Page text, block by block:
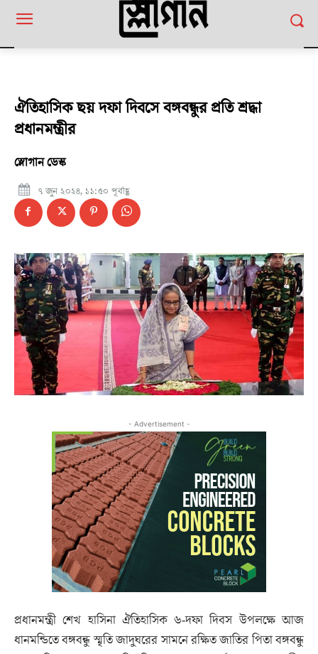
ঐতিহাসিক ছয় দফা দিবসে বঙ্গবন্ধুর প্রতি শ্রদ্ধা
প্রধানমন্ত্রীর
স্লোগান ডেস্ক
৭ জুন ২০২৪, ১১:৫০ পূর্বাহ্ণ
- Advertisement -
প্রধানমন্ত্রী শেখ হাসিনা ঐতিহাসিক ৬-দফা দিবস উপলক্ষে আজ
ধানমন্ডিতে বঙ্গবন্ধু স্মৃতি জাদুঘরের সামনে রক্ষিত জাতির পিতা বঙ্গবন্ধু